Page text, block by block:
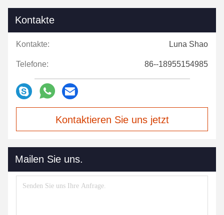
Kontakte
Kontakte: Luna Shao
Telefone: 86--18955154985
Kontaktieren Sie uns jetzt
Mailen Sie uns.